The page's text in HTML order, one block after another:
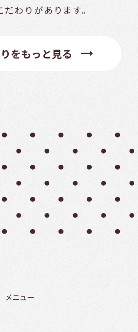
だわりがあります。
をもっと見る trending_flat
メニュー